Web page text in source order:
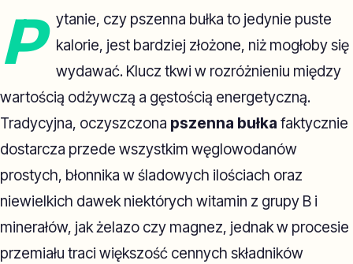
P
ytanie, czy pszenna bułka to jedynie puste
kalorie, jest bardziej złożone, niż mogłoby się
wydawać. Klucz tkwi w rozróżnieniu między
wartością odżywczą a gęstością energetyczną.
Tradycyjna, oczyszczona pszenna bułka faktycznie
dostarcza przede wszystkim węglowodanów
prostych, błonnika w śladowych ilościach oraz
niewielkich dawek niektórych witamin z grupy B i
minerałów, jak żelazo czy magnez, jednak w procesie
przemiału traci większość cennych składników